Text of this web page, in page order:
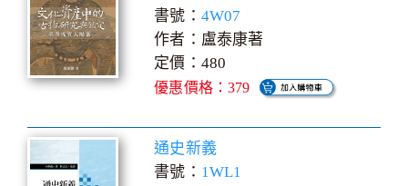
書號： 4W07
作者：盧泰康著
定價：480
優惠價格：379
通史新義
書號： 1WL1